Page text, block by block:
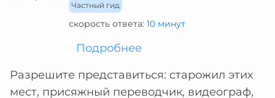
Частный гид
скорость ответа: 10 минут
Подробнее
Разрешите представиться: старожил этих
мест, присяжный переводчик, видеограф,